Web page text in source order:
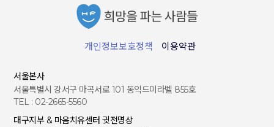
개인정보보호정책 이용약관
서울본사
서울특별시 강서구 마곡서로 101 동익드미라벨 855호
TEL : 02-2665-5560
대구지부 & 마음치유센터 귓전명상